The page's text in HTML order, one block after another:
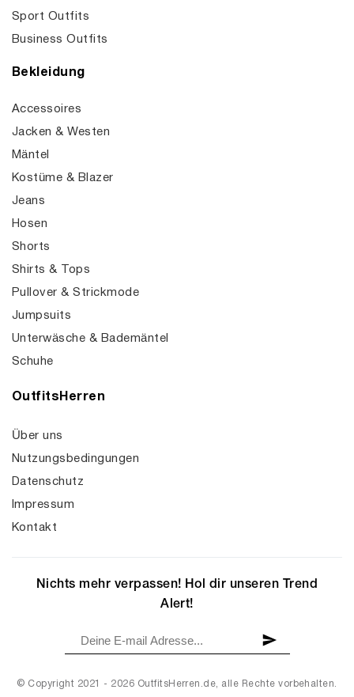
Sport Outfits
Business Outfits
Bekleidung
Accessoires
Jacken & Westen
Mäntel
Kostüme & Blazer
Jeans
Hosen
Shorts
Shirts & Tops
Pullover & Strickmode
Jumpsuits
Unterwäsche & Bademäntel
Schuhe
OutfitsHerren
Über uns
Nutzungsbedingungen
Datenschutz
Impressum
Kontakt
© Copyright 2021 - 2026 OutfitsHerren.de, alle Rechte vorbehalten.
Nichts mehr verpassen! Hol dir unseren Trend
Alert!